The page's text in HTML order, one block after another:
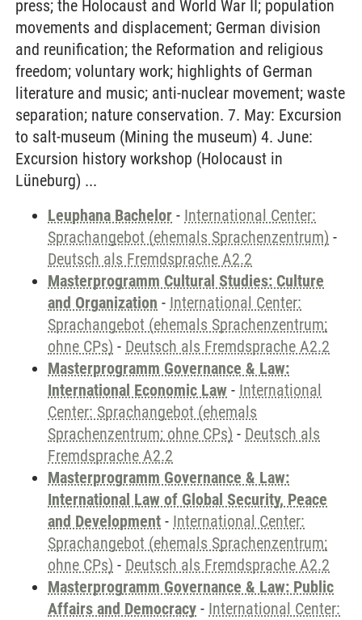
press; the Holocaust and World War II; population
movements and displacement; German division
and reunification; the Reformation and religious
freedom; voluntary work; highlights of German
literature and music; anti-nuclear movement; waste
separation; nature conservation. 7. May: Excursion
to salt-museum (Mining the museum) 4. June:
Excursion history workshop (Holocaust in
Lüneburg) ...
Leuphana Bachelor - International Center:
Sprachangebot (ehemals Sprachenzentrum) -
Deutsch als Fremdsprache A2.2
Masterprogramm Cultural Studies: Culture
and Organization - International Center:
Sprachangebot (ehemals Sprachenzentrum;
ohne CPs) - Deutsch als Fremdsprache A2.2
Masterprogramm Governance & Law:
International Economic Law - International
Center: Sprachangebot (ehemals
Sprachenzentrum; ohne CPs) - Deutsch als
Fremdsprache A2.2
Masterprogramm Governance & Law:
International Law of Global Security, Peace
and Development - International Center:
Sprachangebot (ehemals Sprachenzentrum;
ohne CPs) - Deutsch als Fremdsprache A2.2
Masterprogramm Governance & Law: Public
Affairs and Democracy - International Center: